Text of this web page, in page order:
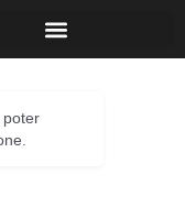
poter